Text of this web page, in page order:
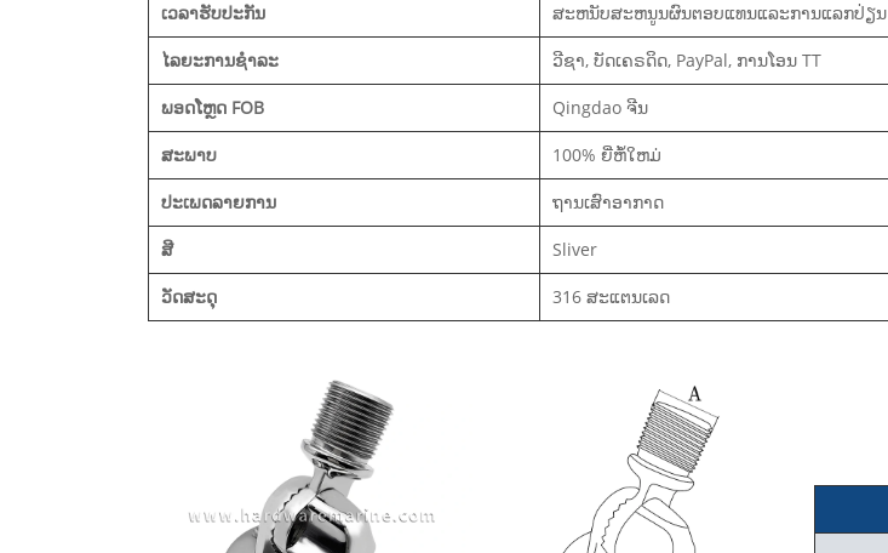
ເວລາຮັບປະກັນ ສະຫນັບສະຫນູນຜົນຕອບແທນແລະການແລກປ່ຽນ
ໄລຍະການຊໍາລະ ວີຊາ, ບັດເຄຣດິດ, PayPal, ການໂອນ TT
ພອດໂຫຼດ FOB Qingdao ຈີນ
ສະພາບ 100% ຍີ່ຫໍ້ໃຫມ່
ປະເພດລາຍການ ຖານເສົາອາກາດ
ສີ Sliver
ວັດສະດຸ 316 ສະແຕນເລດ